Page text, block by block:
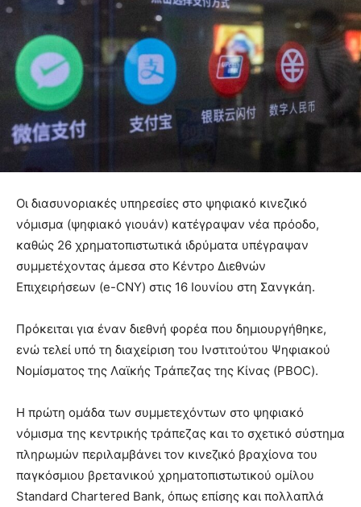
Οι διασυνοριακές υπηρεσίες στο ψηφιακό κινεζικό
νόμισμα (ψηφιακό γιουάν) κατέγραψαν νέα πρόοδο,
καθώς 26 χρηματοπιστωτικά ιδρύματα υπέγραψαν
συμμετέχοντας άμεσα στο Κέντρο Διεθνών
Επιχειρήσεων (e-CNY) στις 16 Ιουνίου στη Σανγκάη.
Πρόκειται για έναν διεθνή φορέα που δημιουργήθηκε,
ενώ τελεί υπό τη διαχείριση του Ινστιτούτου Ψηφιακού
Νομίσματος της Λαϊκής Τράπεζας της Κίνας (PBOC).
Η πρώτη ομάδα των συμμετεχόντων στο ψηφιακό
νόμισμα της κεντρικής τράπεζας και το σχετικό σύστημα
πληρωμών περιλαμβάνει τον κινεζικό βραχίονα του
παγκόσμιου βρετανικού χρηματοπιστωτικού ομίλου
Standard Chartered Bank, όπως επίσης και πολλαπλά